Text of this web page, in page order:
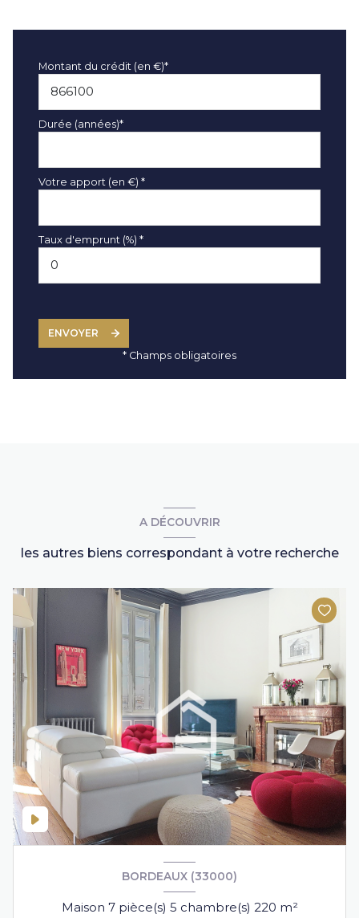
Montant du crédit (en €)*
Durée (années)*
Votre apport (en €) *
Taux d'emprunt (%) *
ENVOYER
* Champs obligatoires
A DÉCOUVRIR
les autres biens correspondant à votre recherche
BORDEAUX (33000)
Maison 7 pièce(s) 5 chambre(s) 220 m²